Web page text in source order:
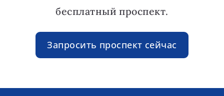
бесплатный проспект.
Запросить проспект сейчас